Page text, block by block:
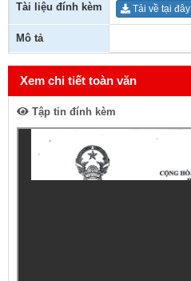
Tài liệu đính kèm Tải về tại đây
Mô tả
Xem chi tiết toàn văn
Tập tin đính kèm